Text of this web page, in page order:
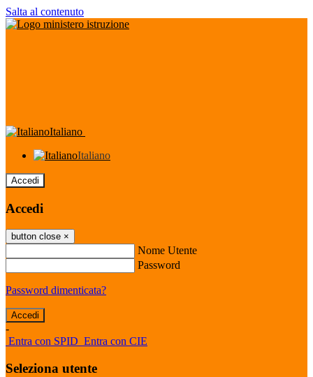
Salta al contenuto
Italiano
Italiano
Accedi
Accedi
button close ×
Nome Utente
Password
Password dimenticata?
-
Entra con SPID Entra con CIE
Seleziona utente